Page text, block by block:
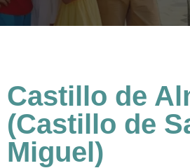
Castillo de
(Castillo de
Miguel)